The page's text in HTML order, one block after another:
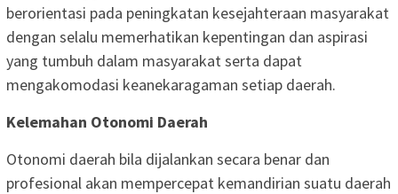
berorientasi pada peningkatan kesejahteraan masyarakat
dengan selalu memerhatikan kepentingan dan aspirasi
yang tumbuh dalam masyarakat serta dapat
mengakomodasi keanekaragaman setiap daerah.
Kelemahan Otonomi Daerah
Otonomi daerah bila dijalankan secara benar dan
profesional akan mempercepat kemandirian suatu daerah